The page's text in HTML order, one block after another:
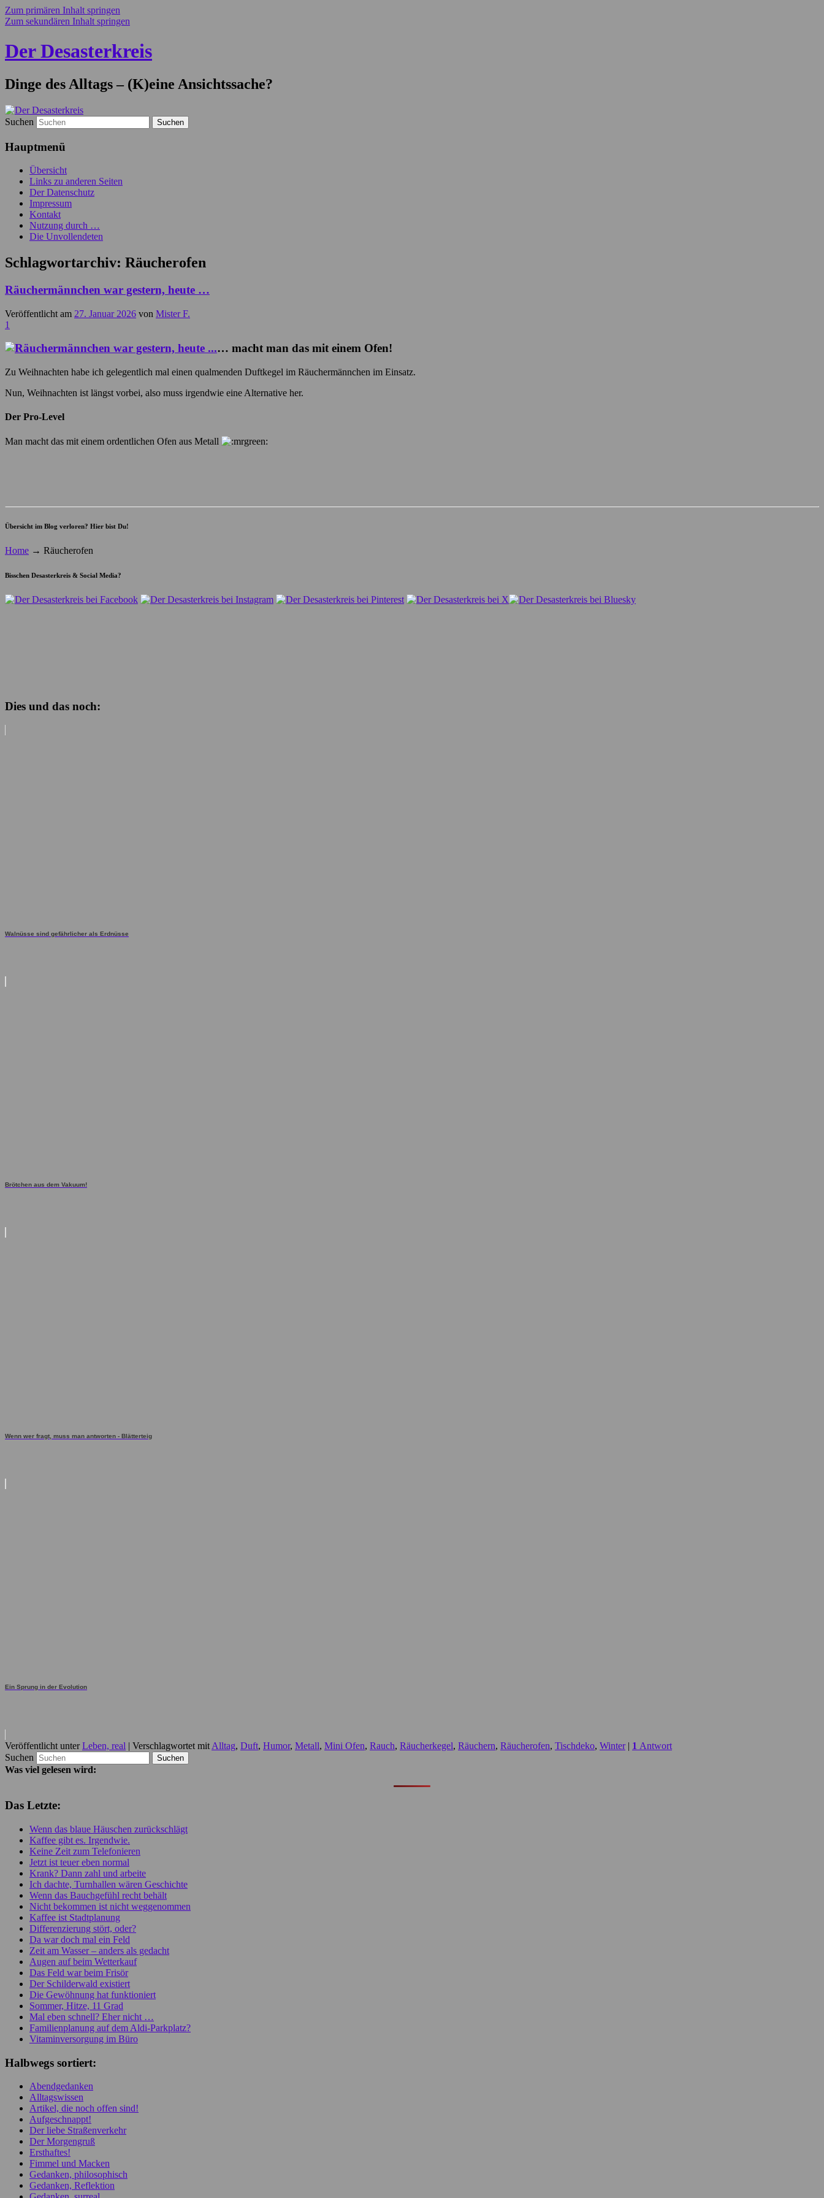
Zum primären Inhalt springen
Zum sekundären Inhalt springen
Der Desasterkreis
Dinge des Alltags – (K)eine Ansichtssache?
Suchen
Hauptmenü
Übersicht
Links zu anderen Seiten
Der Datenschutz
Impressum
Kontakt
Nutzung durch …
Die Unvollendeten
Schlagwortarchiv: Räucherofen
Räuchermännchen war gestern, heute …
Veröffentlicht am 27. Januar 2026 von Mister F.
1
… macht man das mit einem Ofen!
Zu Weihnachten habe ich gelegentlich mal einen qualmenden Duftkegel im Räuchermännchen im Einsatz.
Nun, Weihnachten ist längst vorbei, also muss irgendwie eine Alternative her.
Der Pro-Level
Man macht das mit einem ordentlichen Ofen aus Metall
Übersicht im Blog verloren? Hier bist Du!
Home → Räucherofen
Bisschen Desasterkreis & Social Media?
Dies und das noch:
Walnüsse sind gefährlicher als Erdnüsse
Brötchen aus dem Vakuum!
Wenn wer fragt, muss man antworten - Blätterteig
Ein Sprung in der Evolution
Veröffentlicht unter Leben, real Verschlagwortet mitAlltag, Duft, Humor, Metall, Mini Ofen, Rauch, Räucherkegel, Räuchern, Räucherofen, Tischdeko, Winter 1 Antwort
Suchen
Was viel gelesen wird:
Das Letzte:
Wenn das blaue Häuschen zurückschlägt
Kaffee gibt es. Irgendwie.
Keine Zeit zum Telefonieren
Jetzt ist teuer eben normal
Krank? Dann zahl und arbeite
Ich dachte, Turnhallen wären Geschichte
Wenn das Bauchgefühl recht behält
Nicht bekommen ist nicht weggenommen
Kaffee ist Stadtplanung
Differenzierung stört, oder?
Da war doch mal ein Feld
Zeit am Wasser – anders als gedacht
Augen auf beim Wetterkauf
Das Feld war beim Frisör
Der Schilderwald existiert
Die Gewöhnung hat funktioniert
Sommer, Hitze, 11 Grad
Mal eben schnell? Eher nicht …
Familienplanung auf dem Aldi-Parkplatz?
Vitaminversorgung im Büro
Halbwegs sortiert:
Abendgedanken
Alltagswissen
Artikel, die noch offen sind!
Aufgeschnappt!
Der liebe Straßenverkehr
Der Morgengruß
Ersthaftes!
Fimmel und Macken
Gedanken, philosophisch
Gedanken, Reflektion